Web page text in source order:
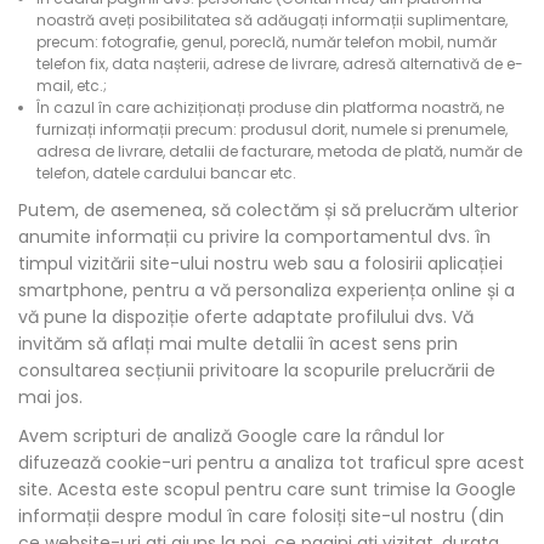
noastră aveți posibilitatea să adăugați informații suplimentare,
precum: fotografie, genul, poreclă, număr telefon mobil, număr
telefon fix, data nașterii, adrese de livrare, adresă alternativă de e-
mail, etc.;
În cazul în care achiziționați produse din platforma noastră, ne
furnizați informații precum: produsul dorit, numele si prenumele,
adresa de livrare, detalii de facturare, metoda de plată, număr de
telefon, datele cardului bancar etc.
Putem, de asemenea, să colectăm și să prelucrăm ulterior
anumite informații cu privire la comportamentul dvs. în
timpul vizitării site-ului nostru web sau a folosirii aplicației
smartphone, pentru a vă personaliza experiența online și a
vă pune la dispoziție oferte adaptate profilului dvs. Vă
invităm să aflați mai multe detalii în acest sens prin
consultarea secțiunii privitoare la scopurile prelucrării de
mai jos.
Avem scripturi de analiză Google care la rândul lor
difuzează cookie-uri pentru a analiza tot traficul spre acest
site. Acesta este scopul pentru care sunt trimise la Google
informații despre modul în care folosiți site-ul nostru (din